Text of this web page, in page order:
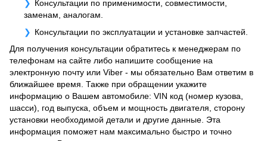
Консультации по применимости, совместимости,
заменам, аналогам.
Консультации по эксплуатации и установке запчастей.
Для получения консультации обратитесь к менеджерам по
телефонам на сайте либо напишите сообщение на
электронную почту или Viber - мы обязательно Вам ответим в
ближайшее время. Также при обращении укажите
информацию о Вашем автомобиле: VIN код (номер кузова,
шасси), год выпуска, объем и мощность двигателя, сторону
установки необходимой детали и другие данные. Эта
информация поможет нам максимально быстро и точно